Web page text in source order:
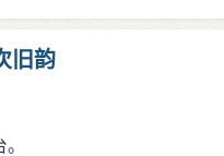
旧韵